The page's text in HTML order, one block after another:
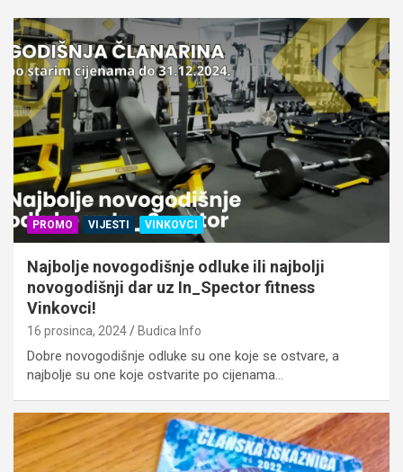
PROMO VIJESTI VINKOVCI
Najbolje novogodišnje odluke ili najbolji
novogodišnji dar uz In_Spector fitness
Vinkovci!
16 prosinca, 2024 Budica Info
Dobre novogodišnje odluke su one koje se ostvare, a
najbolje su one koje ostvarite po cijenama…